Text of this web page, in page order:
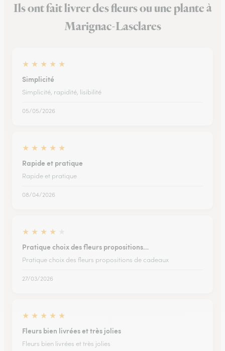
Ils ont fait livrer des fleurs ou une plante à
Marignac-Lasclares
★ ★ ★ ★ ★
Simplicité
Simplicité, rapidité, lisibilité
05/05/2026
★ ★ ★ ★ ★
Rapide et pratique
Rapide et pratique
08/04/2026
★ ★ ★ ★
Pratique choix des fleurs propositions…
Pratique choix des fleurs propositions de cadeaux
27/03/2026
★ ★ ★ ★ ★
Fleurs bien livrées et très jolies
Fleurs bien livrées et très jolies